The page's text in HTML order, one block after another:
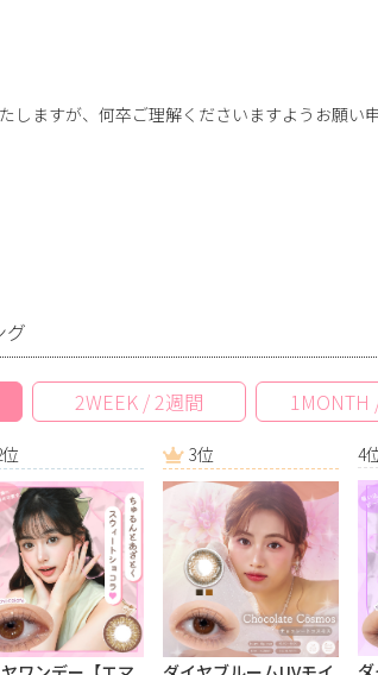
しますが、何卒ご理解くださいますようお願い申
グ
2WEEK / 2週間 1MONTH
3位 4